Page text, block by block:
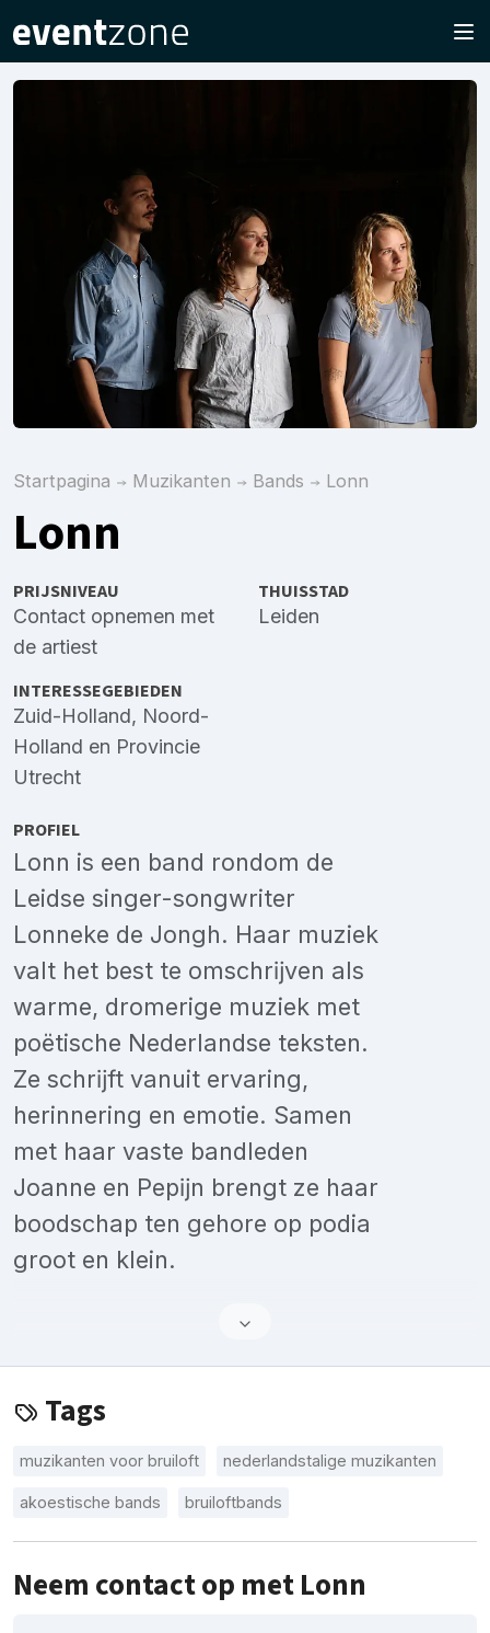
Startpagina Muzikanten Bands Lonn
Lonn
PRIJSNIVEAU
Contact opnemen met
de artiest
THUISSTAD
Leiden
INTERESSEGEBIEDEN
Zuid-Holland, Noord-
Holland en Provincie
Utrecht
PROFIEL
Lonn is een band rondom de
Leidse singer-songwriter
Lonneke de Jongh. Haar muziek
valt het best te omschrĳven als
warme, dromerige muziek met
poëtische Nederlandse teksten.
Ze schrĳft vanuit ervaring,
herinnering en emotie. Samen
met haar vaste bandleden
Joanne en Pepĳn brengt ze haar
boodschap ten gehore op podia
groot en klein.
Tags
muzikanten voor bruiloft nederlandstalige muzikanten
akoestische bands bruiloftbands
Neem contact op met Lonn